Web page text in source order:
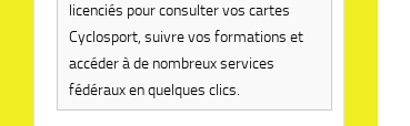
licenciés pour consulter vos cartes
Cyclosport, suivre vos formations et
accéder à de nombreux services
fédéraux en quelques clics.